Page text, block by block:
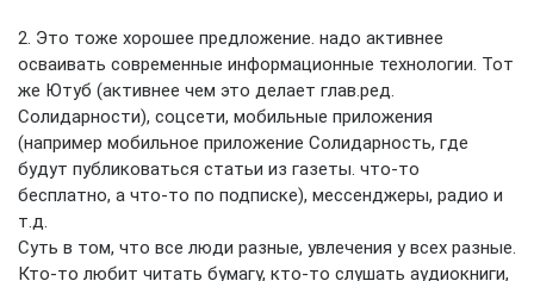
2. Это тоже хорошее предложение. надо активнее
осваивать современные информационные технологии. Тот
же Ютуб (активнее чем это делает глав.ред.
Солидарности), соцсети, мобильные приложения
(например мобильное приложение Солидарность, где
будут публиковаться статьи из газеты. что-то
бесплатно, а что-то по подписке), мессенджеры, радио и
т.д.
Суть в том, что все люди разные, увлечения у всех разные.
Кто-то любит читать бумагу, кто-то слушать аудиокниги,